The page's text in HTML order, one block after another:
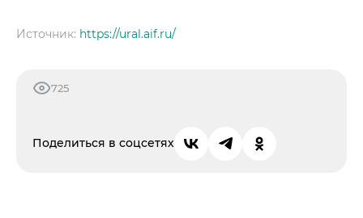
Источник: https://ural.aif.ru/
725
Поделиться в соцсетях